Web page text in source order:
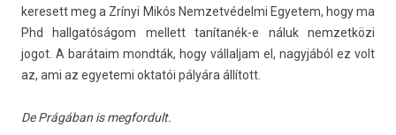
keresett meg a Zrínyi Mikós Nem­zetvédel­mi Egyetem, hogy ma
Phd hallgatóságom mel­lett tanítanék-e náluk nem­zetközi
jogot. A barátaim mondták, hogy vál­laljam el, nagyjából ez volt
az, ami az egyetemi oktatói pályára állított.
De Prágában is meg­fordult.